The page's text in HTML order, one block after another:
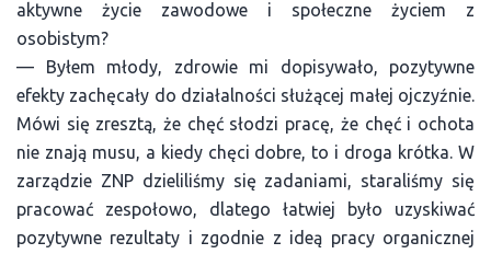
aktywne życie zawodowe i społeczne życiem z
osobistym?
— Byłem młody, zdrowie mi dopisywało, pozytywne
efekty zachęcały do działalności służącej małej ojczyźnie.
Mówi się zresztą, że chęć słodzi pracę, że chęć i ochota
nie znają musu, a kiedy chęci dobre, to i droga krótka. W
zarządzie ZNP dzieliliśmy się zadaniami, staraliśmy się
pracować zespołowo, dlatego łatwiej było uzyskiwać
pozytywne rezultaty i zgodnie z ideą pracy organicznej